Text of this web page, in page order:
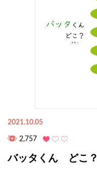
2021.10.05
2,757
バッタくん どこ？